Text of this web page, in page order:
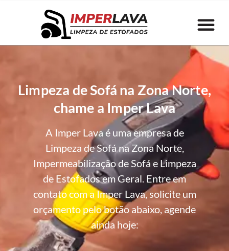
Limpeza de Sofá na Zona Norte,
chame a Imper Lava
A Imper Lava é uma empresa de
Limpeza de Sofá na Zona Norte,
Impermeabilização de Sofá e Limpeza
de Estofados em Geral. Entre em
contato com a Imper Lava, solicite um
orçamento pelo botão abaixo, agende
ainda hoje: